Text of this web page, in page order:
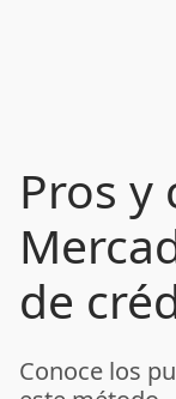
Pros y
de
Conoce los